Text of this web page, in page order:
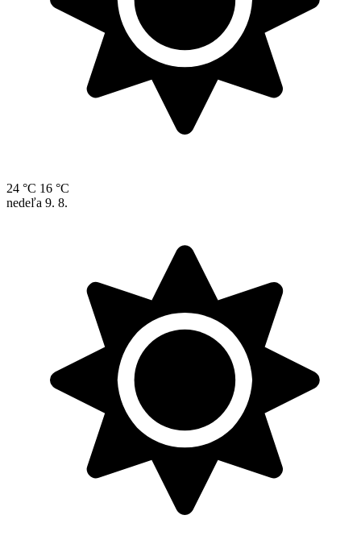
24 °C 16 °C
nedeľa 9. 8.